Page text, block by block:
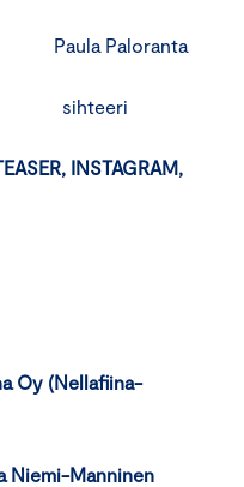
Paloranta
sihteeri
INSTAGRAM,
(Nellafiina-
Manninen